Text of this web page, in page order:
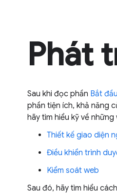
Phát
Sau khi đọc phần Bắt đầu
phần tiện ích, khả năng
hãy tìm hiểu kỹ về
Thiết kế giao diện
Điều khiển trình
Kiểm soát web
Sau đó, hãy tìm hiểu